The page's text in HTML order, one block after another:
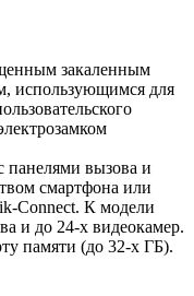
закаленным
использующимся для
панелями вызова и
смартфона или
Connect. К модели
и до 24-х видеокамер.
памяти (до 32-х ГБ).